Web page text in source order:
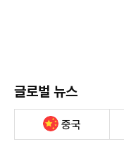
글로벌 뉴스
중국